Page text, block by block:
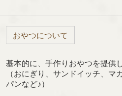
おやつについて
基本的に、手作りおやつを提供
（おにぎり、サンドイッチ、マ
パンなど♪）